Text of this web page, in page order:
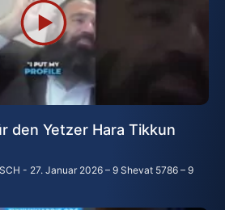
den Yetzer Hara Tikkun
27. Januar 2026 – 9 Shevat 5786 – 9